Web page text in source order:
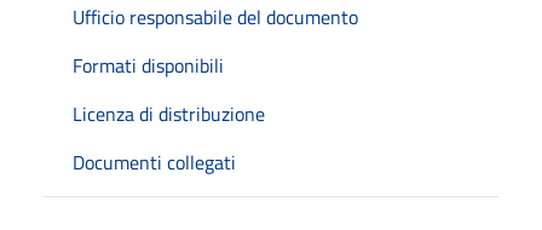
Ufficio responsabile del documento
Formati disponibili
Licenza di distribuzione
Documenti collegati